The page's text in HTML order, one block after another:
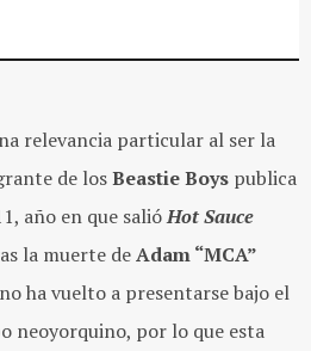
relevancia particular al ser la
de losBeastie Boys publica
año en que salióHot Sauce
la muerte deAdam “MCA”
no ha vuelto a presentarse bajo el
neoyorquino, por lo que esta